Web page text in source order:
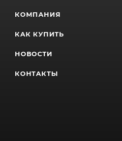
КОМПАНИЯ
КАК КУПИТЬ
НОВОСТИ
КОНТАКТЫ